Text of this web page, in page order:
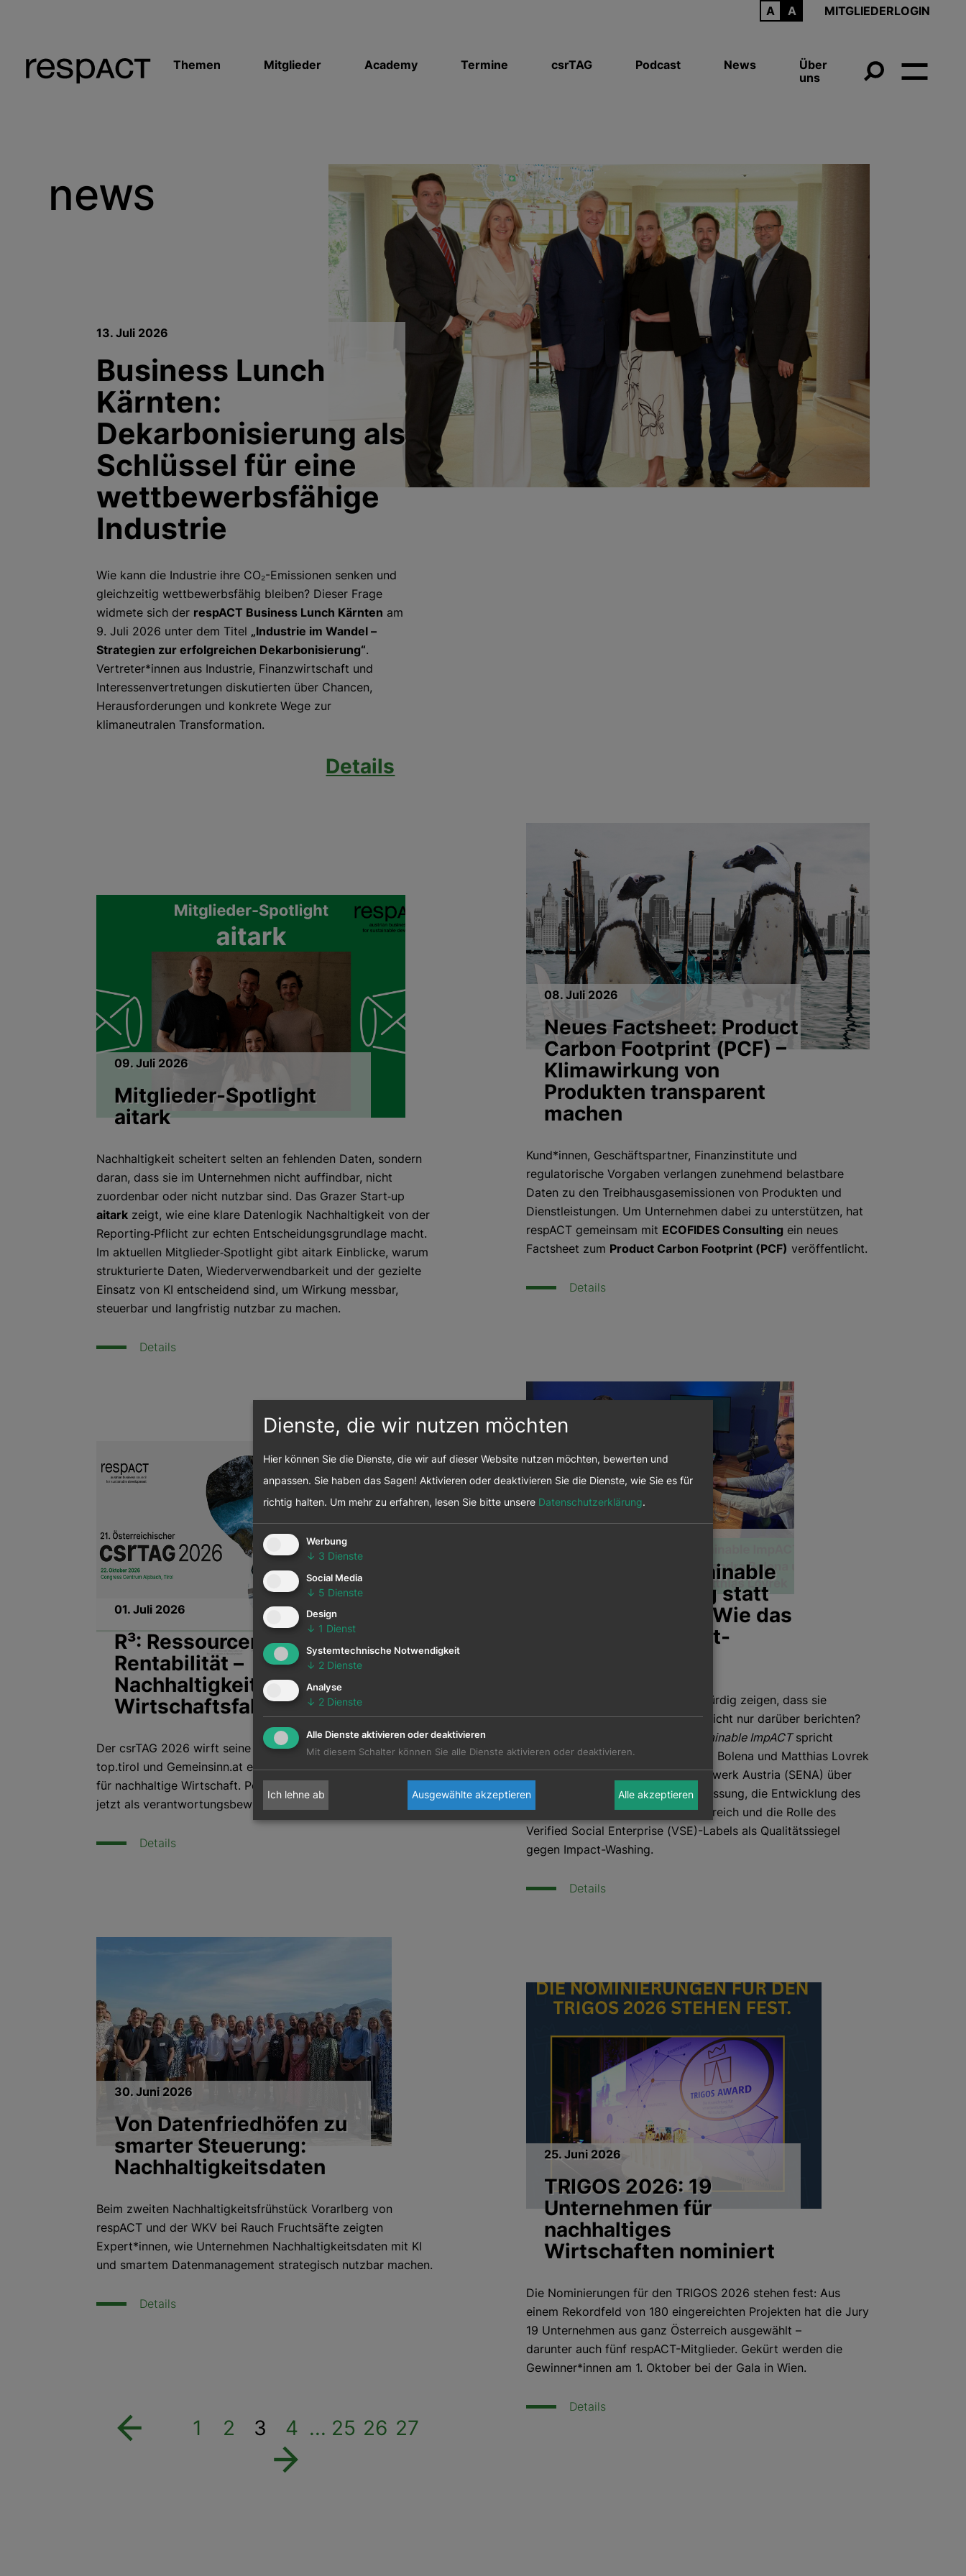
MITGLIEDERLOGIN
Themen Mitglieder Academy Termine csrTAG Podcast News
Über
uns
neWS
13. Juli 2026
Business Lunch
Kärnten:
Dekarbonisierung als
Schlüssel für eine
wettbewerbsfähige
Industrie
Wie kann die Industrie ihre CO₂-Emissionen senken und
gleichzeitig wettbewerbsfähig bleiben? Dieser Frage
widmete sich der respACT Business Lunch Kärnten am
9. Juli 2026 unter dem Titel „Industrie im Wandel –
Strategien zur erfolgreichen Dekarbonisierung“.
Vertreter*innen aus Industrie, Finanzwirtschaft und
Interessenvertretungen diskutierten über Chancen,
Herausforderungen und konkrete Wege zur
klimaneutralen Transformation.
Details
09. Juli 2026
Mitglieder-Spotlight
aitark
Nachhaltigkeit scheitert selten an fehlenden Daten, sondern
daran, dass sie im Unternehmen nicht auffindbar, nicht
zuordenbar oder nicht nutzbar sind. Das Grazer Start‑up
aitark zeigt, wie eine klare Datenlogik Nachhaltigkeit von der
Reporting‑Pflicht zur echten Entscheidungsgrundlage macht.
Im aktuellen Mitglieder‑Spotlight gibt aitark Einblicke, warum
strukturierte Daten, Wiederverwendbarkeit und der gezielte
Einsatz von KI entscheidend sind, um Wirkung messbar,
steuerbar und langfristig nutzbar zu machen.
Details
08. Juli 2026
Neues Factsheet: Product
Carbon Footprint (PCF) –
Klimawirkung von
Produkten transparent
machen
Kund*innen, Geschäftspartner, Finanzinstitute und
regulatorische Vorgaben verlangen zunehmend belastbare
Daten zu den Treibhausgasemissionen von Produkten und
Dienstleistungen. Um Unternehmen dabei zu unterstützen, hat
respACT gemeinsam mit ECOFIDES Consulting ein neues
Factsheet zum Product Carbon Footprint (PCF) veröffentlicht.
Details
Neue Folge Sustainable
ImpACT: Wirkung statt
Wirkungsshow – Wie das
VSE-Label Impact-
Wie können Unternehmen glaubwürdig zeigen, dass sie
tatsächlich Wirkung erzielen und nicht nur darüber berichten?
Sustainable ImpACTspricht
Maximilian Augustin mit Alexandra Bolena und Matthias Lovrek
vom Social Entrepreneurship Netzwerk Austria (SENA) über
die Bedeutung echter Wirkungsmessung, die Entwicklung des
Social-Enterprise-Sektors in Österreich und die Rolle des
Verified Social Enterprise (VSE)-Labels als Qualitätssiegel
gegen Impact-Washing.
Details
01. Juli 2026
R³: Ressourcen. Resilienz.
Rentabilität –
Nachhaltigkeit als
Wirtschaftsfaktor
Der csrTAG 2026 wirft seine Schatten voraus: Gemeinsam mit
top.tirol und Gemeinsinn.at entsteht eine hochwertige Bühne
für nachhaltige Wirtschaft. Positionieren Sie Ihr Unternehmen
jetzt als verantwortungsbewusste Akteur*in.
Details
30. Juni 2026
Von Datenfriedhöfen zu
smarter Steuerung:
Nachhaltigkeitsdaten
Beim zweiten Nachhaltigkeitsfrühstück Vorarlberg von
respACT und der WKV bei Rauch Fruchtsäfte zeigten
Expert*innen, wie Unternehmen Nachhaltigkeitsdaten mit KI
und smartem Datenmanagement strategisch nutzbar machen.
Details
25. Juni 2026
TRIGOS 2026: 19
Unternehmen für
nachhaltiges
Wirtschaften nominiert
Die Nominierungen für den TRIGOS 2026 stehen fest: Aus
einem Rekordfeld von 180 eingereichten Projekten hat die Jury
19 Unternehmen aus ganz Österreich ausgewählt –
darunter auch fünf respACT-Mitglieder. Gekürt werden die
Gewinner*innen am 1. Oktober bei der Gala in Wien.
Details
1 2 3 4 ... 25 26 27
Dienste, die wir nutzen möchten
Hier können Sie die Dienste, die wir auf dieser Website nutzen möchten, bewerten und
anpassen. Sie haben das Sagen! Aktivieren oder deaktivieren Sie die Dienste, wie Sie es für
richtig halten. Um mehr zu erfahren, lesen Sie bitte unsere Datenschutzerklärung.
Werbung
↓ 3 Dienste
Social Media
↓ 5 Dienste
Design
↓ 1 Dienst
Systemtechnische Notwendigkeit
↓ 2 Dienste
Analyse
↓ 2 Dienste
Alle Dienste aktivieren oder deaktivieren
Mit diesem Schalter können Sie alle Dienste aktivieren oder deaktivieren.
Ich lehne ab Ausgewählte akzeptieren Alle akzeptieren